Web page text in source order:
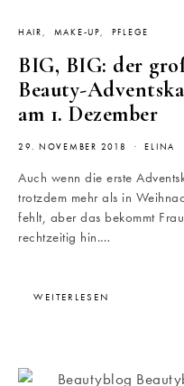
HAIR MAKE-UP PFLEGE
BIG, BIG: der
Beauty-
am 1. Dezember
29. NOVEMBER 2018 ELINA
Auch wenn die erste
trotzdem mehr als in
fehlt, aber das bekommt
rechtzeitig hin.…
WEITERLESEN